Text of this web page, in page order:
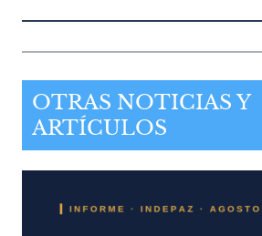
OTRAS NOTICIAS Y
ARTÍCULOS